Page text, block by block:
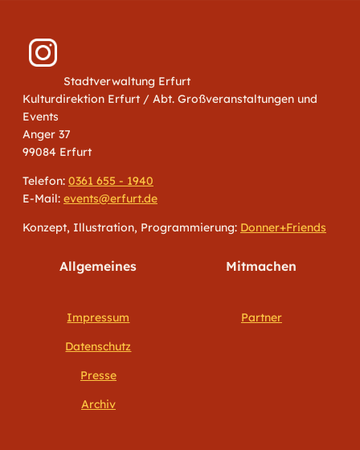
Stadtverwaltung Erfurt
Kulturdirektion Erfurt / Abt. Großveranstaltungen und
Events
Anger 37
99084 Erfurt
Telefon: 0361 655 - 1940
E-Mail: events@erfurt.de
Konzept, Illustration, Programmierung: Donner+Friends
Allgemeines
Impressum
Datenschutz
Presse
Archiv
Mitmachen
Partner